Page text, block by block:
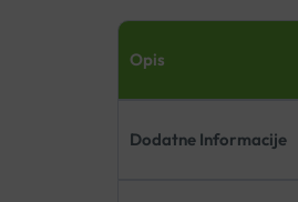
Opis
Dodatne Informacije